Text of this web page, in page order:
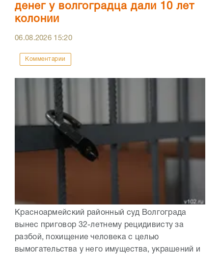
денег у волгоградца дали 10 лет
колонии
06.08.2026 15:20
Комментарии
Красноармейский районный суд Волгограда
вынес приговор 32-летнему рецидивисту за
разбой, похищение человека с целью
вымогательства у него имущества, украшений и